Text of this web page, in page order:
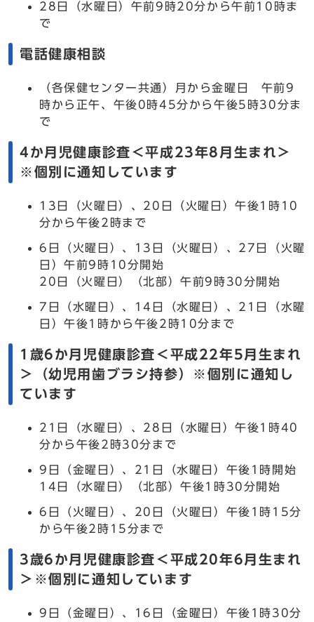
28日（水曜日）午前9時20分から午前10時ま
で
電話健康相談
（各保健センター共通）月から金曜日 午前9
時から正午、午後0時45分から午後5時30分ま
で
4か月児健康診査＜平成23年8月生まれ＞
※個別に通知しています
13日（火曜日）、20日（火曜日）午後1時10
分から午後2時まで
6日（火曜日）、13日（火曜日）、27日（火曜
日）午前9時10分開始
20日（火曜日）（北部）午前9時30分開始
7日（水曜日）、14日（水曜日）、21日（水曜
日）午後1時から午後2時10分まで
1歳6か月児健康診査＜平成22年5月生まれ
＞（幼児用歯ブラシ持参）※個別に通知し
ています
21日（水曜日）、28日（水曜日）午後1時40
分から午後2時30分まで
9日（金曜日）、21日（水曜日）午後1時開始
14日（水曜日）（北部）午後1時30分開始
6日（火曜日）、20日（火曜日）午後1時15分
から午後2時15分まで
3歳6か月児健康診査＜平成20年6月生まれ
＞※個別に通知しています
9日（金曜日）、16日（金曜日）午後1時30分